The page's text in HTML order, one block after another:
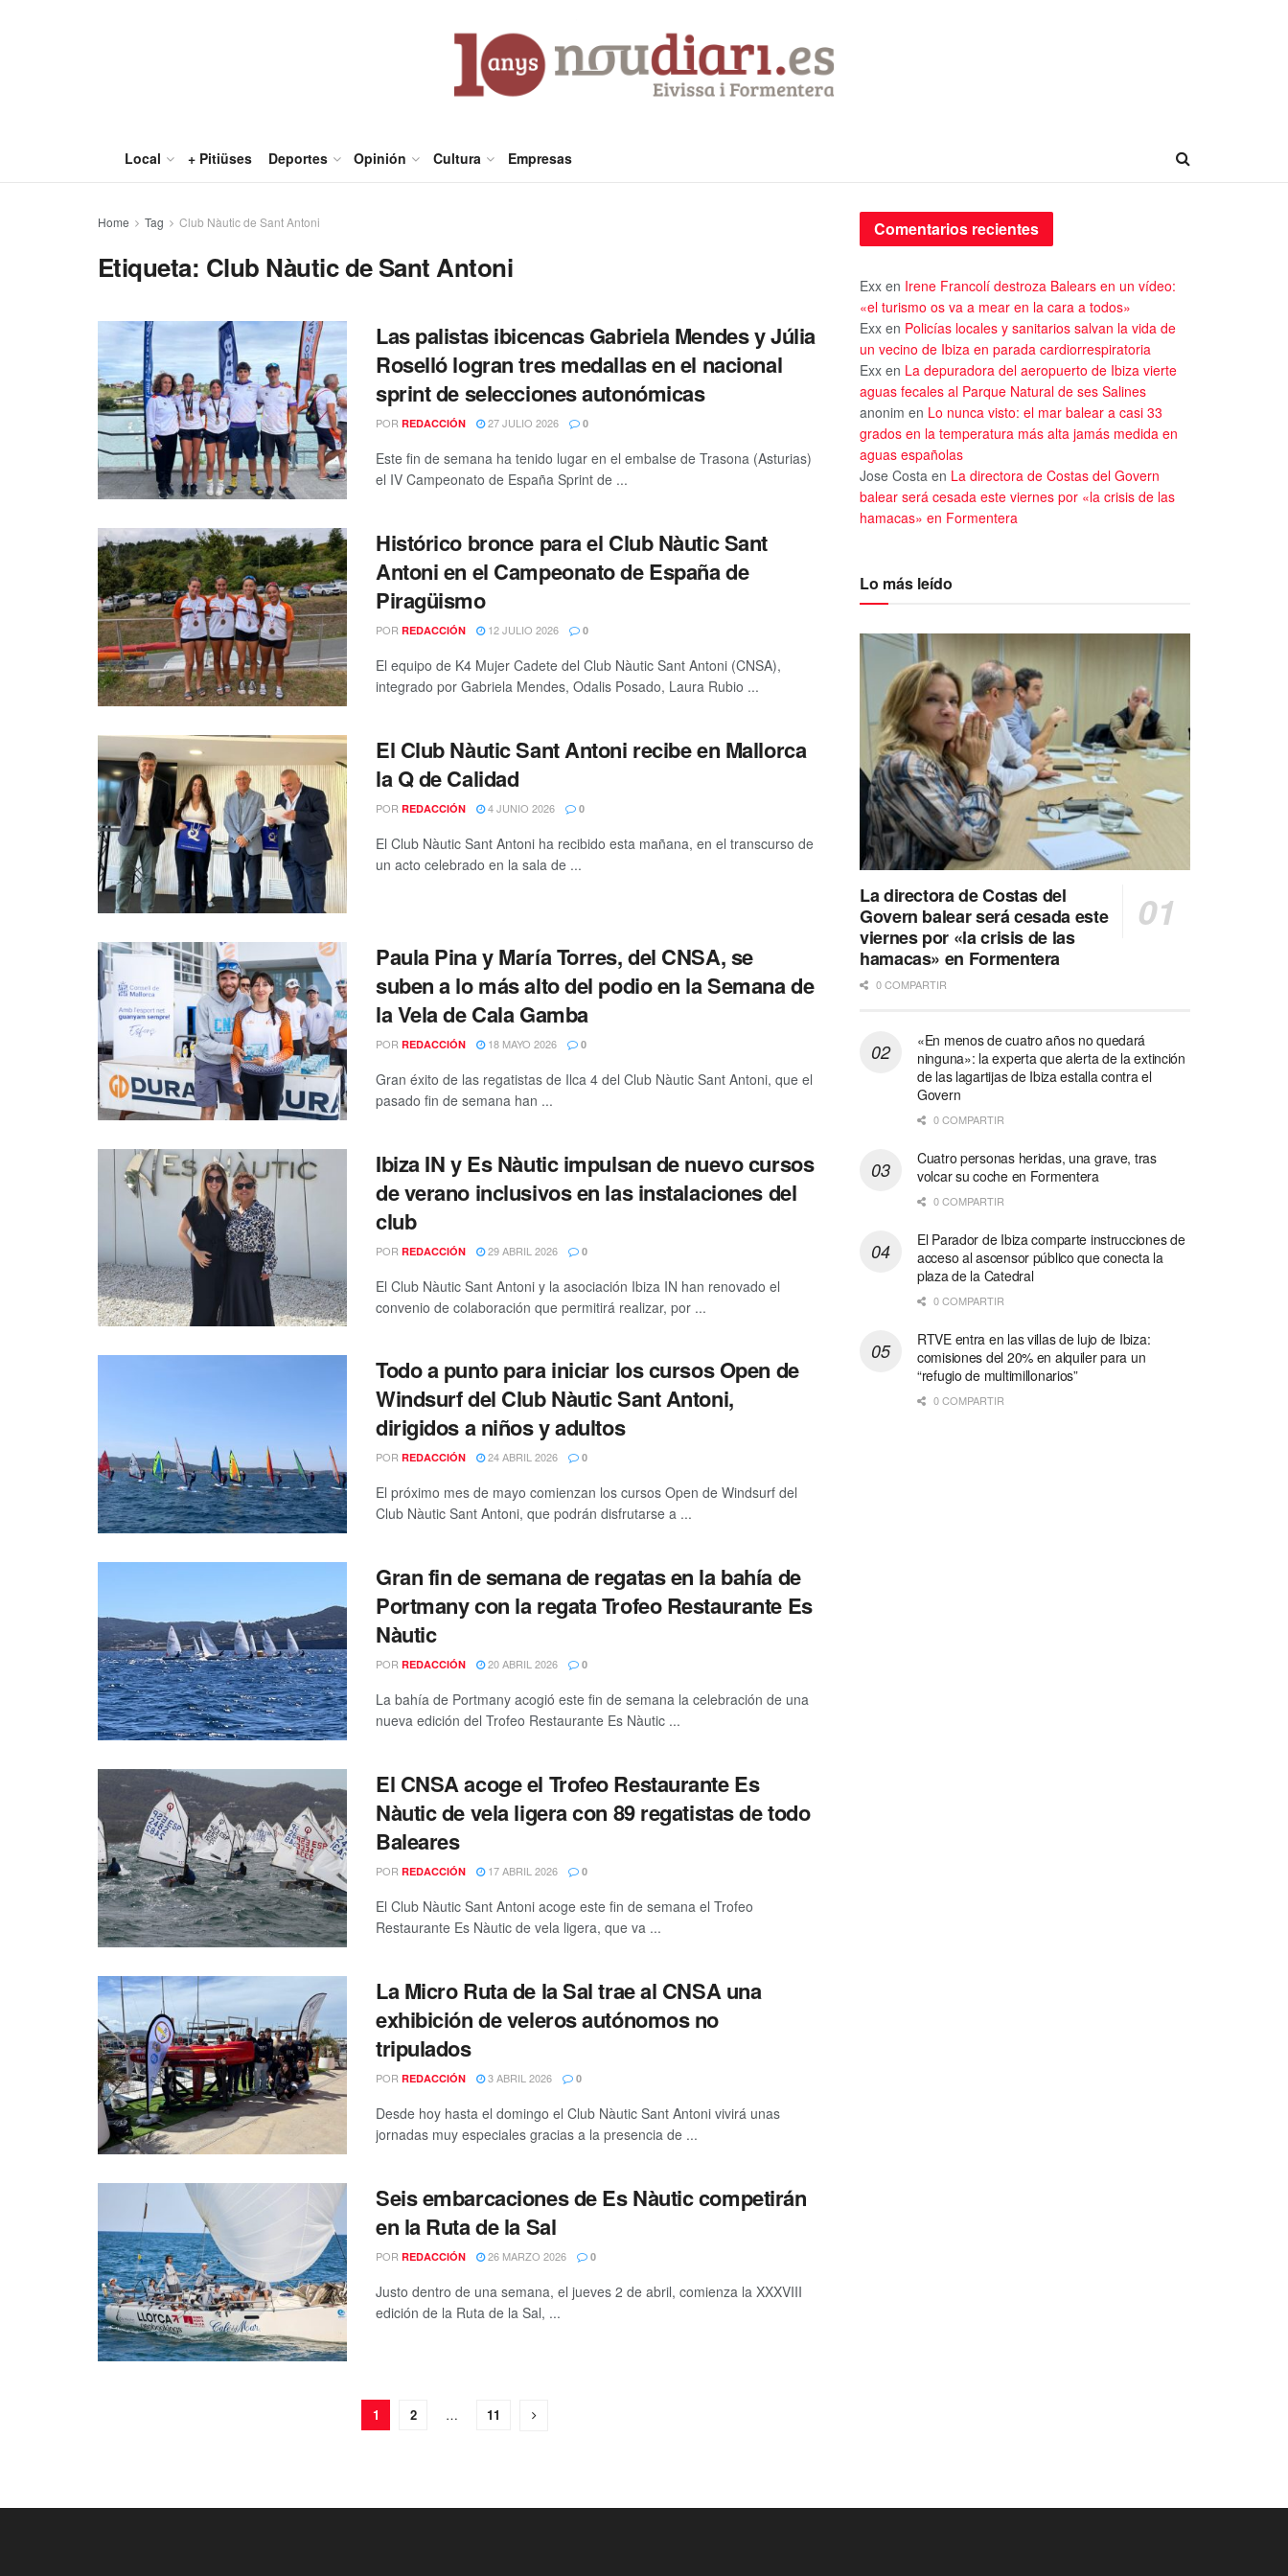
Local + Pitiüses Deportes Opinión Cultura Empresas
Home Tag Club Nàutic de Sant Antoni
Etiqueta: Club Nàutic de Sant Antoni
Las palistas ibicencas Gabriela Mendes y Júlia
Roselló logran tres medallas en el nacional
sprint de selecciones autonómicas
POR REDACCIÓN 27 JULIO 2026 0
Este fin de semana ha tenido lugar en el embalse de Trasona (Asturias)
el IV Campeonato de España Sprint de ...
Histórico bronce para el Club Nàutic Sant
Antoni en el Campeonato de España de
Piragüismo
POR REDACCIÓN 12 JULIO 2026 0
El equipo de K4 Mujer Cadete del Club Nàutic Sant Antoni (CNSA),
integrado por Gabriela Mendes, Odalis Posado, Laura Rubio ...
El Club Nàutic Sant Antoni recibe en Mallorca
la Q de Calidad
POR REDACCIÓN 4 JUNIO 2026 0
El Club Nàutic Sant Antoni ha recibido esta mañana, en el transcurso de
un acto celebrado en la sala de ...
Paula Pina y María Torres, del CNSA, se
suben a lo más alto del podio en la Semana de
la Vela de Cala Gamba
POR REDACCIÓN 18 MAYO 2026 0
Gran éxito de las regatistas de Ilca 4 del Club Nàutic Sant Antoni, que el
pasado fin de semana han ...
Ibiza IN y Es Nàutic impulsan de nuevo cursos
de verano inclusivos en las instalaciones del
club
POR REDACCIÓN 29 ABRIL 2026 0
El Club Nàutic Sant Antoni y la asociación Ibiza IN han renovado el
convenio de colaboración que permitirá realizar, por ...
Todo a punto para iniciar los cursos Open de
Windsurf del Club Nàutic Sant Antoni,
dirigidos a niños y adultos
POR REDACCIÓN 24 ABRIL 2026 0
El próximo mes de mayo comienzan los cursos Open de Windsurf del
Club Nàutic Sant Antoni, que podrán disfrutarse a ...
Gran fin de semana de regatas en la bahía de
Portmany con la regata Trofeo Restaurante Es
Nàutic
POR REDACCIÓN 20 ABRIL 2026 0
La bahía de Portmany acogió este fin de semana la celebración de una
nueva edición del Trofeo Restaurante Es Nàutic ...
El CNSA acoge el Trofeo Restaurante Es
Nàutic de vela ligera con 89 regatistas de todo
Baleares
POR REDACCIÓN 17 ABRIL 2026 0
El Club Nàutic Sant Antoni acoge este fin de semana el Trofeo
Restaurante Es Nàutic de vela ligera, que va ...
La Micro Ruta de la Sal trae al CNSA una
exhibición de veleros autónomos no
tripulados
POR REDACCIÓN 3 ABRIL 2026 0
Desde hoy hasta el domingo el Club Nàutic Sant Antoni vivirá unas
jornadas muy especiales gracias a la presencia de ...
Seis embarcaciones de Es Nàutic competirán
en la Ruta de la Sal
POR REDACCIÓN 26 MARZO 2026 0
Justo dentro de una semana, el jueves 2 de abril, comienza la XXXVIII
edición de la Ruta de la Sal, ...
1 2 … 11
Comentarios recientes
Exx en Irene Francolí destroza Balears en un vídeo:
«el turismo os va a mear en la cara a todos»
Exx en Policías locales y sanitarios salvan la vida de
un vecino de Ibiza en parada cardiorrespiratoria
Exx en La depuradora del aeropuerto de Ibiza vierte
aguas fecales al Parque Natural de ses Salines
anonim en Lo nunca visto: el mar balear a casi 33
grados en la temperatura más alta jamás medida en
aguas españolas
Jose Costa en La directora de Costas del Govern
balear será cesada este viernes por «la crisis de las
hamacas» en Formentera
Lo más leído
La directora de Costas del
Govern balear será cesada este
viernes por «la crisis de las
hamacas» en Formentera
0 COMPARTIR
«En menos de cuatro años no quedará
ninguna»: la experta que alerta de la extinción
de las lagartijas de Ibiza estalla contra el
Govern
0 COMPARTIR
Cuatro personas heridas, una grave, tras
volcar su coche en Formentera
0 COMPARTIR
El Parador de Ibiza comparte instrucciones de
acceso al ascensor público que conecta la
plaza de la Catedral
0 COMPARTIR
RTVE entra en las villas de lujo de Ibiza:
comisiones del 20% en alquiler para un
“refugio de multimillonarios”
0 COMPARTIR